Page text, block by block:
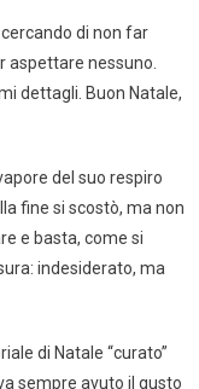
di non far
aspettare nessuno.
dettagli. Buon Natale,
del suo respiro
fine si scostò, ma non
e basta, come si
indesiderato, ma
di Natale “curato”
sempre avuto il gusto